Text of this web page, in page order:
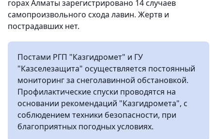
горах Алматы зарегистрировано 14 случаев
самопроизвольного схода лавин. Жертв и
пострадавших нет.
Постами РГП "Казгидромет" и ГУ
"Казселезащита" осуществляется постоянный
мониторинг за снеголавинной обстановкой.
Профилактические спуски проводятся на
основании рекомендаций "Казгидромета", с
соблюдением техники безопасности, при
благоприятных погодных условиях.